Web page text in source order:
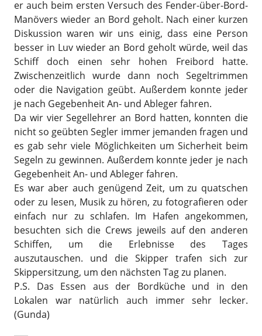
er auch beim ersten Versuch des Fender-über-Bord-
Manövers wieder an Bord geholt. Nach einer kurzen
Diskussion waren wir uns einig, dass eine Person
besser in Luv wieder an Bord geholt würde, weil das
Schiff doch einen sehr hohen Freibord hatte.
Zwischenzeitlich wurde dann noch Segeltrimmen
oder die Navigation geübt. Außerdem konnte jeder
je nach Gegebenheit An- und Ableger fahren.
Da wir vier Segellehrer an Bord hatten, konnten die
nicht so geübten Segler immer jemanden fragen und
es gab sehr viele Möglichkeiten um Sicherheit beim
Segeln zu gewinnen. Außerdem konnte jeder je nach
Gegebenheit An- und Ableger fahren.
Es war aber auch genügend Zeit, um zu quatschen
oder zu lesen, Musik zu hören, zu fotografieren oder
einfach nur zu schlafen. Im Hafen angekommen,
besuchten sich die Crews jeweils auf den anderen
Schiffen, um die Erlebnisse des Tages
auszutauschen. und die Skipper trafen sich zur
Skippersitzung, um den nächsten Tag zu planen.
P.S. Das Essen aus der Bordküche und in den
Lokalen war natürlich auch immer sehr lecker.
(Gunda)